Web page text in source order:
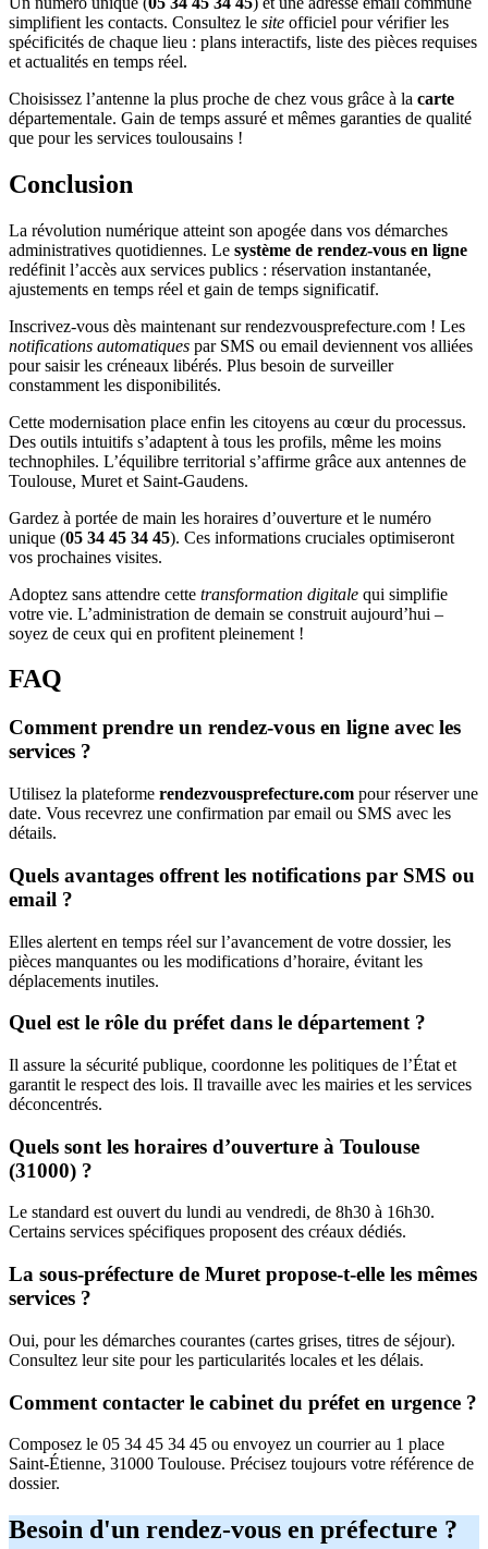
simplifient les contacts. Consultez le site officiel pour vérifier les
spécificités de chaque lieu : plans interactifs, liste des pièces requises
et actualités en temps réel.
Choisissez l’antenne la plus proche de chez vous grâce à la carte
départementale. Gain de temps assuré et mêmes garanties de qualité
que pour les services toulousains !
Conclusion
La révolution numérique atteint son apogée dans vos démarches
administratives quotidiennes. Le système de rendez-vous en ligne
redéfinit l’accès aux services publics : réservation instantanée,
ajustements en temps réel et gain de temps significatif.
Inscrivez-vous dès maintenant sur rendezvousprefecture.com ! Les
notifications automatiques par SMS ou email deviennent vos alliées
pour saisir les créneaux libérés. Plus besoin de surveiller
constamment les disponibilités.
Cette modernisation place enfin les citoyens au cœur du processus.
Des outils intuitifs s’adaptent à tous les profils, même les moins
technophiles. L’équilibre territorial s’affirme grâce aux antennes de
Toulouse, Muret et Saint-Gaudens.
Gardez à portée de main les horaires d’ouverture et le numéro
unique (05 34 45 34 45). Ces informations cruciales optimiseront
vos prochaines visites.
Adoptez sans attendre cette transformation digitale qui simplifie
votre vie. L’administration de demain se construit aujourd’hui –
soyez de ceux qui en profitent pleinement !
FAQ
Comment prendre un rendez-vous en ligne avec les
services ?
Utilisez la plateforme rendezvousprefecture.com pour réserver une
date. Vous recevrez une confirmation par email ou SMS avec les
détails.
Quels avantages offrent les notifications par SMS ou
email ?
Elles alertent en temps réel sur l’avancement de votre dossier, les
pièces manquantes ou les modifications d’horaire, évitant les
déplacements inutiles.
Quel est le rôle du préfet dans le département ?
Il assure la sécurité publique, coordonne les politiques de l’État et
garantit le respect des lois. Il travaille avec les mairies et les services
déconcentrés.
Quels sont les horaires d’ouverture à Toulouse
(31000) ?
Le standard est ouvert du lundi au vendredi, de 8h30 à 16h30.
Certains services spécifiques proposent des créaux dédiés.
La sous-préfecture de Muret propose-t-elle les mêmes
services ?
Oui, pour les démarches courantes (cartes grises, titres de séjour).
Consultez leur site pour les particularités locales et les délais.
Comment contacter le cabinet du préfet en urgence ?
Composez le 05 34 45 34 45 ou envoyez un courrier au 1 place
Saint-Étienne, 31000 Toulouse. Précisez toujours votre référence de
dossier.
Besoin d'un rendez-vous en préfecture ?